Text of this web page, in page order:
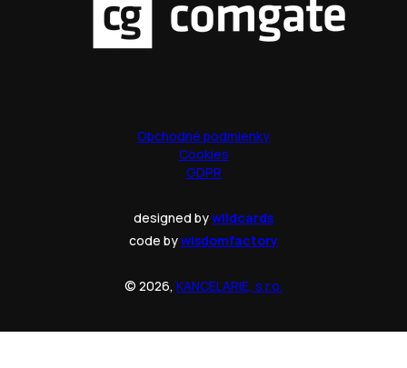
Obchodné podmienky
Cookies
GDPR
designed bywildcards
code bywisdomfactory
© 2026, KANCELARIE, s.r.o.